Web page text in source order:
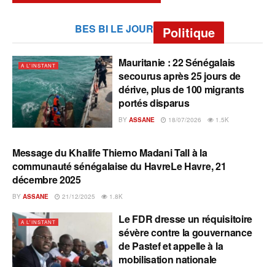
BES BI LE JOUR Politique
A L'INSTANT
Mauritanie : 22 Sénégalais
secourus après 25 jours de
dérive, plus de 100 migrants
portés disparus
BY ASSANE 18/07/2026 1.5K
A L'INSTANT
Message du Khalife Thierno Madani Tall à la
communauté sénégalaise du HavreLe Havre, 21
décembre 2025
BY ASSANE 21/12/2025 1.8K
A L'INSTANT
Le FDR dresse un réquisitoire
sévère contre la gouvernance
de Pastef et appelle à la
mobilisation nationale